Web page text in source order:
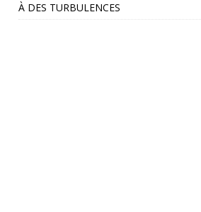
À DES TURBULENCES